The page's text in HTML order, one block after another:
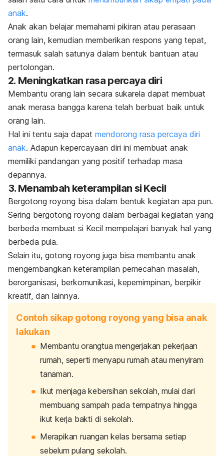
anak.
Anak akan belajar memahami pikiran atau perasaan
orang lain, kemudian memberikan respons yang tepat,
termasuk salah satunya dalam bentuk bantuan atau
pertolongan.
2. Meningkatkan rasa percaya diri
Membantu orang lain secara sukarela dapat membuat
anak merasa bangga karena telah berbuat baik untuk
orang lain.
Hal ini tentu saja dapat mendorong rasa percaya diri
anak. Adapun kepercayaan diri ini membuat anak
memiliki pandangan yang positif terhadap masa
depannya.
3. Menambah keterampilan si Kecil
Bergotong royong bisa dalam bentuk kegiatan apa pun.
Sering bergotong royong dalam berbagai kegiatan yang
berbeda membuat si Kecil mempelajari banyak hal yang
berbeda pula.
Selain itu, gotong royong juga bisa membantu anak
mengembangkan keterampilan pemecahan masalah,
berorganisasi, berkomunikasi, kepemimpinan, berpikir
kreatif, dan lainnya.
Contoh sikap gotong royong yang bisa anak
lakukan
Membantu orangtua mengerjakan pekerjaan
rumah, seperti menyapu rumah atau menyiram
tanaman.
Ikut menjaga kebersihan sekolah, mulai dari
membuang sampah pada tempatnya hingga
ikut kerja bakti di sekolah.
Merapikan ruangan kelas bersama setiap
sebelum pulang sekolah.